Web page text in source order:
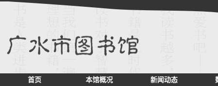
首页 本馆概况 新闻动态